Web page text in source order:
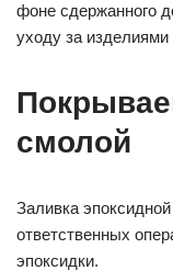
фоне сдержанного
уходу за
смолой
Заливка
ответственных
эпоксидки.